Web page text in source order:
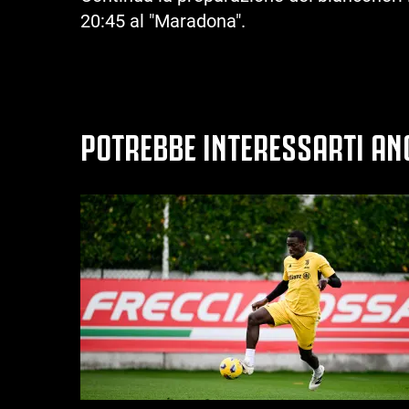
20:45 al "Maradona".
POTREBBE INTERESSARTI